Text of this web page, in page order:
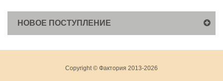
НОВОЕ ПОСТУПЛЕНИЕ
Copyright © Фактория 2013-2026